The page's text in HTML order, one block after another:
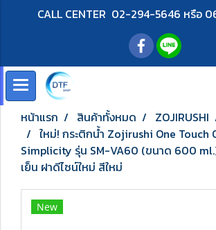
CALL CENTER 02-294-5646 หรือ
หน้าแรก สินค้าทั้งหมด ZOJIRUSHI
ใหม่! กระติกน้ำ Zojirushi One Touch
Simplicity รุ่น SM-VA60 (ขนาด 600
เย็น ฝาดีไซน์ใหม่ สีใหม่
New